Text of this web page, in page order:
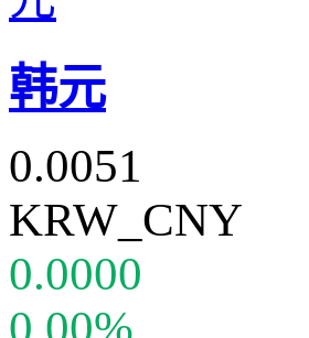
韩元
0.0051
KRW_CNY
0.0000